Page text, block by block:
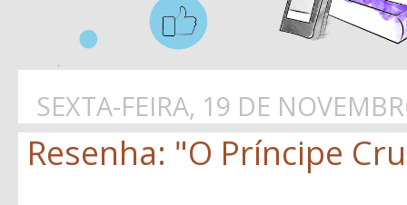
SEXTA-FEIRA, 19 DE
Resenha: "O Príncipe